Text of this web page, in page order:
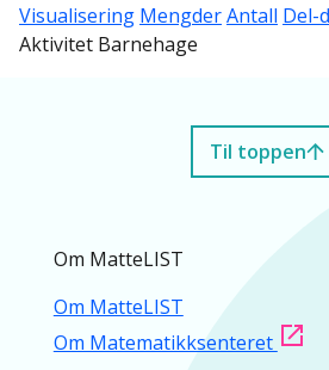
Visualisering MengderAntall Del-
Aktivitet Barnehage
Til toppen
Om MatteLIST
Om MatteLIST
Om Matematikksenteret